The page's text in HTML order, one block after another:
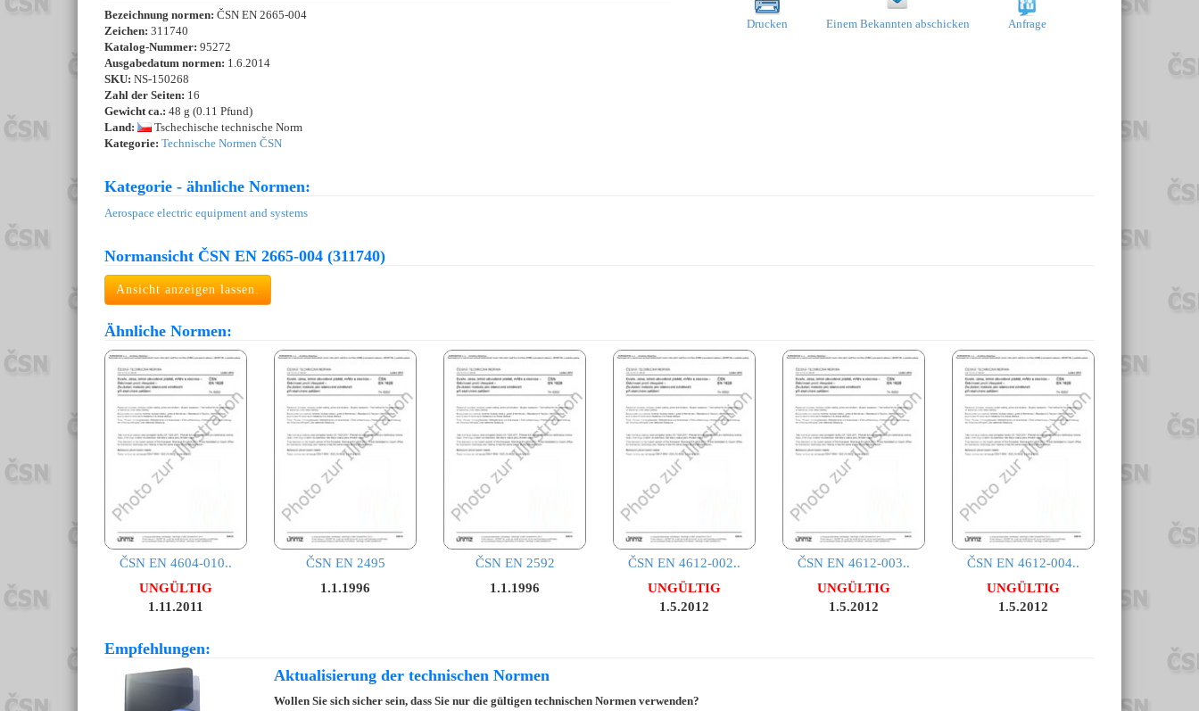
Bezeichnung normen: ČSN EN 2665-004
Zeichen: 311740
Katalog-Nummer: 95272
Ausgabedatum normen: 1.6.2014
SKU: NS-150268
Zahl der Seiten: 16
Gewicht ca.: 48 g (0.11 Pfund)
Land:
Tschechische technische Norm
Kategorie: Technische Normen ČSN
Drucken Einem Bekannten abschicken Anfrage
Kategorie - ähnliche Normen:
Aerospace electric equipment and systems
Normansicht ČSN EN 2665-004 (311740)
Ansicht anzeigen lassen.
Ähnliche Normen:
ČSN EN 4604-010..
UNGÜLTIG
1.11.2011
ČSN EN 2495
1.1.1996
ČSN EN 2592
1.1.1996
ČSN EN 4612-002..
UNGÜLTIG
1.5.2012
ČSN EN 4612-003..
UNGÜLTIG
1.5.2012
ČSN EN 4612-004..
UNGÜLTIG
1.5.2012
Empfehlungen:
Aktualisierung der technischen Normen
Wollen Sie sich sicher sein, dass Sie nur die gültigen technischen Normen verwenden?